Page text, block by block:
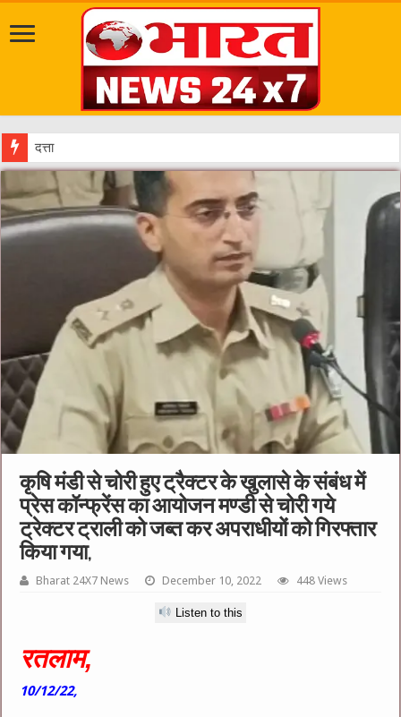
दत्तात्रेय अखाड़ा, श्याम धाम आश्रम और राजराजेश्वरी आश्रम पहुंचकर संतों का
कृषि मंडी से चोरी हुए ट्रैक्टर के खुलासे के संबंध में
प्रेस कॉन्फ्रेंस का आयोजन मण्डी से चोरी गये
ट्रेक्टर ट्राली को जब्त कर अपराधीयों को गिरफ्तार
किया गया,
Bharat 24X7 News December 10, 2022 448 Views
Listen to this
रतलाम,
10/12/22,